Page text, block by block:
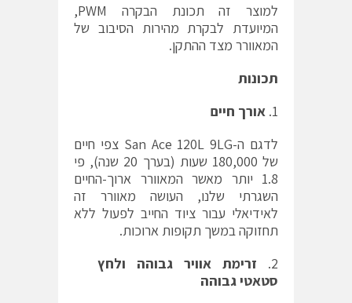
למוצר זה תכונת הבקרה PWM,
המיועדת לבקרת מהירות הסיבוב של
המאוורר מצד ההתקן.
תכונות
אורך חיים
לדגם ה-San Ace 120L 9LG צפי חיים
של 180,000 שעות (בערך 20 שנה), פי
1.8 יותר מאשר המאוורר ארוך-החיים
השגרתי שלנו, העושה מאוורר זה
לאידיאלי עבור ציוד החייב לפעול ללא
תחזוקה במשך תקופות ארוכות.
זרימת אוויר גבוהה ולחץ
סטאטי גבוהה